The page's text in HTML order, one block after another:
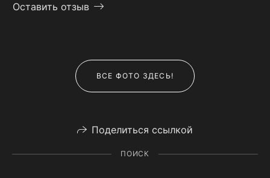
Оставить отзыв
ВСЕ ФОТО ЗДЕСЬ!
Поделиться ссылкой
ПОИСК